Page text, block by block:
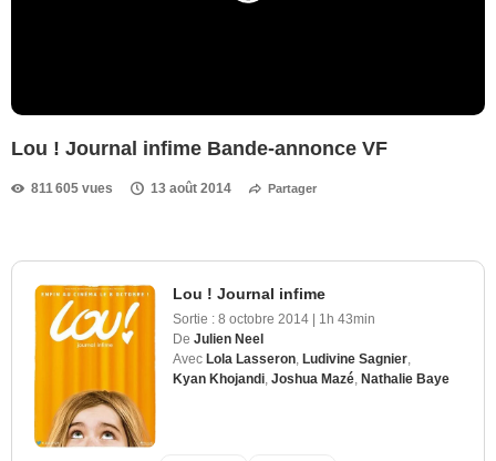
Lou ! Journal infime Bande-annonce VF
811 605 vues 13 août 2014 Partager
Lou ! Journal infime
Sortie : 8 octobre 2014 | 1h 43min
De Julien Neel
Avec Lola Lasseron Ludivine Sagnier
Kyan Khojandi Joshua Mazé Nathalie Baye